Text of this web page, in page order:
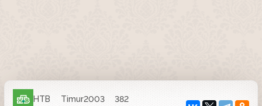
НТВ Timur2003
382